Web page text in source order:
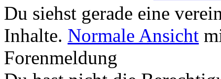
Du siehst gerade eine
Inhalte. Normale Ansicht
Forenmeldung